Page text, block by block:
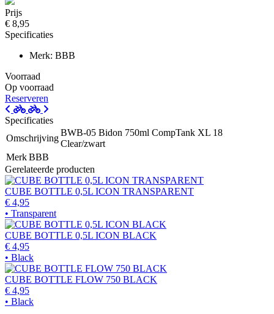
Prijs
€ 8,95
Specificaties
Merk: BBB
Voorraad
Op voorraad
Reserveren
Specificaties
Omschrijving
BWB-05 Bidon 750ml CompTank XL 18
Clear/zwart
MerkBBB
Gerelateerde producten
CUBE BOTTLE 0,5L ICON TRANSPARENT
€ 4,95
• Transparent
CUBE BOTTLE 0,5L ICON BLACK
€ 4,95
• Black
CUBE BOTTLE FLOW 750 BLACK
€ 4,95
• Black